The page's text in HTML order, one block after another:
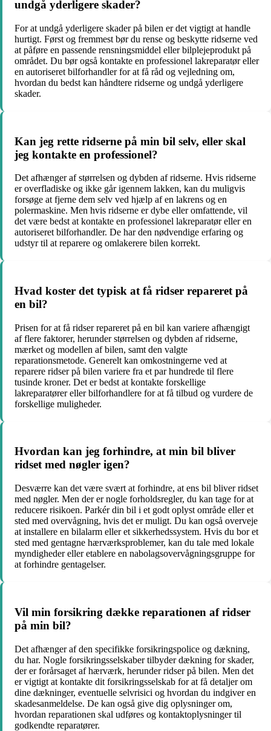
undgå yderligere skader?
For at undgå yderligere skader på bilen er det vigtigt at handle
hurtigt. Først og fremmest bør du rense og beskytte ridserne ved
at påføre en passende rensningsmiddel eller bilplejeprodukt på
området. Du bør også kontakte en professionel lakreparatør eller
en autoriseret bilforhandler for at få råd og vejledning om,
hvordan du bedst kan håndtere ridserne og undgå yderligere
skader.
Kan jeg rette ridserne på min bil selv, eller skal
jeg kontakte en professionel?
Det afhænger af størrelsen og dybden af ridserne. Hvis ridserne
er overfladiske og ikke går igennem lakken, kan du muligvis
forsøge at fjerne dem selv ved hjælp af en lakrens og en
polermaskine. Men hvis ridserne er dybe eller omfattende, vil
det være bedst at kontakte en professionel lakreparatør eller en
autoriseret bilforhandler. De har den nødvendige erfaring og
udstyr til at reparere og omlakerere bilen korrekt.
Hvad koster det typisk at få ridser repareret på
en bil?
Prisen for at få ridser repareret på en bil kan variere afhængigt
af flere faktorer, herunder størrelsen og dybden af ridserne,
mærket og modellen af bilen, samt den valgte
reparationsmetode. Generelt kan omkostningerne ved at
reparere ridser på bilen variere fra et par hundrede til flere
tusinde kroner. Det er bedst at kontakte forskellige
lakreparatører eller bilforhandlere for at få tilbud og vurdere de
forskellige muligheder.
Hvordan kan jeg forhindre, at min bil bliver
ridset med nøgler igen?
Desværre kan det være svært at forhindre, at ens bil bliver ridset
med nøgler. Men der er nogle forholdsregler, du kan tage for at
reducere risikoen. Parkér din bil i et godt oplyst område eller et
sted med overvågning, hvis det er muligt. Du kan også overveje
at installere en bilalarm eller et sikkerhedssystem. Hvis du bor et
sted med gentagne hærværksproblemer, kan du tale med lokale
myndigheder eller etablere en nabolagsovervågningsgruppe for
at forhindre gentagelser.
Vil min forsikring dække reparationen af ridser
på min bil?
Det afhænger af den specifikke forsikringspolice og dækning,
du har. Nogle forsikringsselskaber tilbyder dækning for skader,
der er forårsaget af hærværk, herunder ridser på bilen. Men det
er vigtigt at kontakte dit forsikringsselskab for at få detaljer om
dine dækninger, eventuelle selvrisici og hvordan du indgiver en
skadesanmeldelse. De kan også give dig oplysninger om,
hvordan reparationen skal udføres og kontaktoplysninger til
godkendte reparatører.